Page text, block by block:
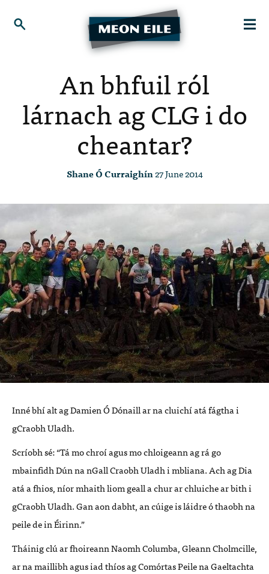
An bhfuil ról
lárnach ag CLG i do
cheantar?
Shane Ó Curraighín27 June 2014
Inné bhí alt ag Damien Ó Dónaill ar na cluichí atá fágtha i
gCraobh Uladh.
Scríobh sé: “Tá mo chroí agus mo chloigeann ag rá go
mbainfidh Dún na nGall Craobh Uladh i mbliana. Ach ag Dia
atá a fhios, níor mhaith liom geall a chur ar chluiche ar bith i
gCraobh Uladh. Gan aon dabht, an cúige is láidre ó thaobh na
peile de in Éirinn.”
Tháinig clú ar fhoireann Naomh Columba, Gleann Cholmcille,
ar na maillibh agus iad thíos ag Comórtas Peile na Gaeltachta